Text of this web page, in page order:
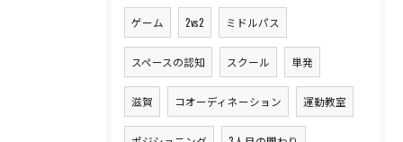
ゲーム 2vs2 ミドルパス
スペースの認知 スクール 単発
滋賀 コオーディネーション 運動教室